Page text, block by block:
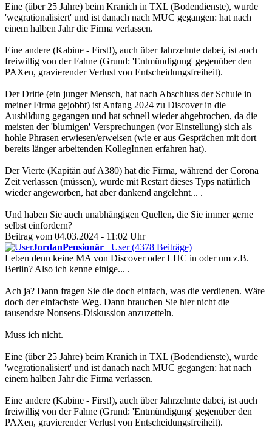
Eine (über 25 Jahre) beim Kranich in TXL (Bodendienste), wurde
'wegrationalisiert' und ist danach nach MUC gegangen: hat nach
einem halben Jahr die Firma verlassen.
Eine andere (Kabine - First!), auch über Jahrzehnte dabei, ist auch
freiwillig von der Fahne (Grund: 'Entmündigung' gegenüber den
PAXen, gravierender Verlust von Entscheidungsfreiheit).
Der Dritte (ein junger Mensch, hat nach Abschluss der Schule in
meiner Firma gejobbt) ist Anfang 2024 zu Discover in die
Ausbildung gegangen und hat schnell wieder abgebrochen, da die
meisten der 'blumigen' Versprechungen (vor Einstellung) sich als
hohle Phrasen erwiesen/erweisen (wie er aus Gesprächen mit dort
bereits länger arbeitenden KollegInnen erfahren hat).
Der Vierte (Kapitän auf A380) hat die Firma, während der Corona
Zeit verlassen (müssen), wurde mit Restart dieses Typs natürlich
wieder angeworben, hat aber dankend angelehnt... .
Und haben Sie auch unabhängigen Quellen, die Sie immer gerne
selbst einfordern?
Beitrag vom 04.03.2024 - 11:02 Uhr
JordanPensionär
User (4378 Beiträge)
Leben denn keine MA von Discover oder LHC in oder um z.B.
Berlin? Also ich kenne einige... .
Ach ja? Dann fragen Sie die doch einfach, was die verdienen. Wäre
doch der einfachste Weg. Dann brauchen Sie hier nicht die
tausendste Nonsens-Diskussion anzuzetteln.
Muss ich nicht.
Eine (über 25 Jahre) beim Kranich in TXL (Bodendienste), wurde
'wegrationalisiert' und ist danach nach MUC gegangen: hat nach
einem halben Jahr die Firma verlassen.
Eine andere (Kabine - First!), auch über Jahrzehnte dabei, ist auch
freiwillig von der Fahne (Grund: 'Entmündigung' gegenüber den
PAXen, gravierender Verlust von Entscheidungsfreiheit).